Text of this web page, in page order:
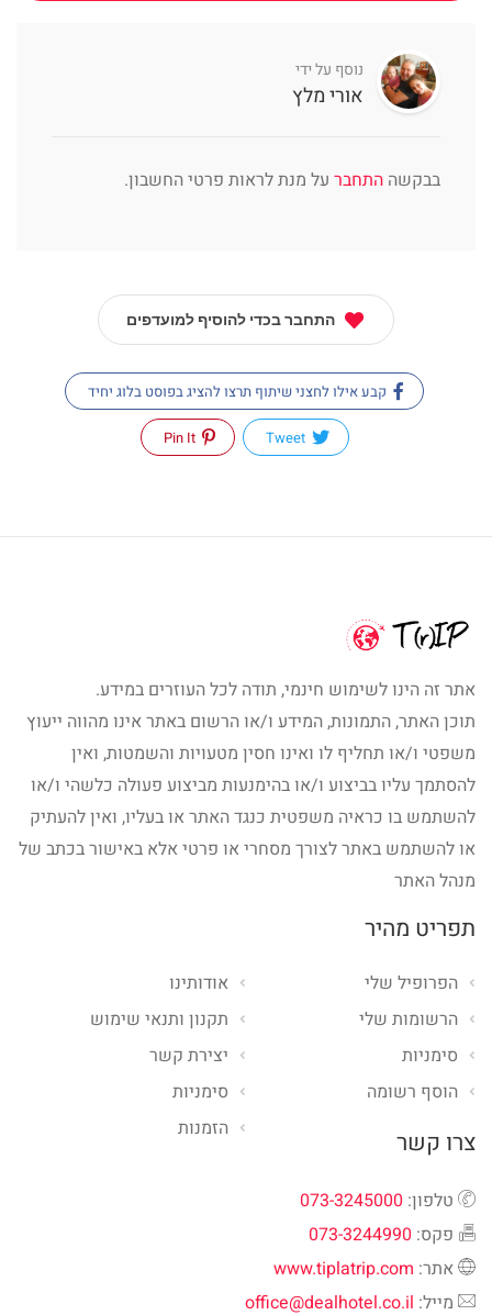
נוסף על ידי
אורי מלץ
בבקשה התחבר על מנת לראות פרטי החשבון.
התחבר בכדי להוסיף למועדפים
קבע אילו לחצני שיתוף תרצו להציג בפוסט בלוג יחיד
Tweet
Pin It
אתר זה הינו לשימוש חינמי, תודה לכל העוזרים במידע.
תוכן האתר, התמונות, המידע ו/או הרשום באתר אינו מהווה ייעוץ
משפטי ו/או תחליף לו ואינו חסין מטעויות והשמטות, ואין
להסתמך עליו בביצוע ו/או בהימנעות מביצוע פעולה כלשהי ו/או
להשתמש בו כראיה משפטית כנגד האתר או בעליו, ואין להעתיק
או להשתמש באתר לצורך מסחרי או פרטי אלא באישור בכתב של
מנהל האתר
תפריט מהיר
אודותינו
תקנון ותנאי שימוש
יצירת קשר
סימניות
הזמנות
הפרופיל שלי
הרשומות שלי
סימניות
הוסף רשומה
צרו קשר
טלפון: 073-3245000
פקס: 073-3244990
אתר: www.tiplatrip.com
מייל: office@dealhotel.co.il